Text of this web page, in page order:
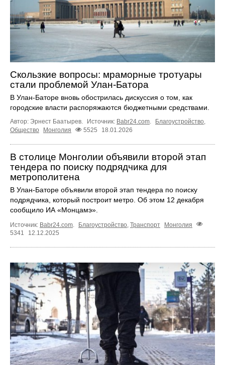
Скользкие вопросы: мраморные тротуары
стали проблемой Улан-Батора
В Улан-Баторе вновь обострилась дискуссия о том, как
городские власти распоряжаются бюджетными средствами.
Автор: Эрнест Баатырев. Источник: Babr24.com. Благоустройство,
Общество
Монголия 5525 18.01.2026
В столице Монголии объявили второй этап
тендера по поиску подрядчика для
метрополитена
В Улан-Баторе объявили второй этап тендера по поиску
подрядчика, который построит метро. Об этом 12 декабря
сообщило ИА «Монцамэ».
Источник: Babr24.com Благоустройство Транспорт
Монголия
5341
12.12.2025